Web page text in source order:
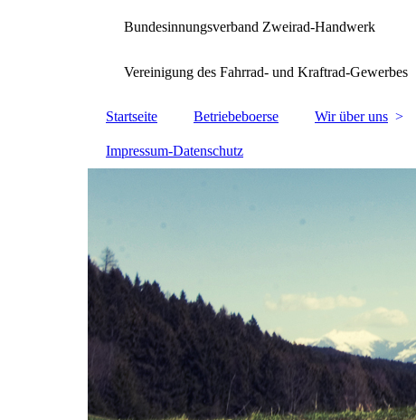
Bundesinnungsverband Zweirad-Handwerk
Vereinigung des Fahrrad- und Kraftrad-Gewerbes
Startseite Betriebeboerse Wir über uns
Impressum-Datenschutz